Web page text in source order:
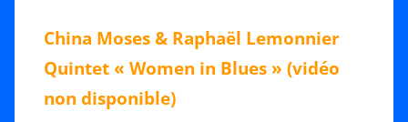
China Moses & Raphaël Lemonnier
Quintet « Women in Blues » (vidéo
non disponible)